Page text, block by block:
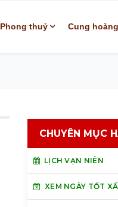
Phong thuỷ Cung
CHUYÊN MỤC
LỊCH VẠN NIÊN
XEM NGÀY TỐT